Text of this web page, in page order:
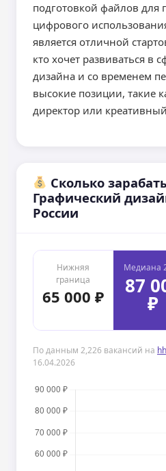
подготовкой файлов для
цифрового
является отличной
кто хочет развиваться в
дизайна и со временем
высокие позиции, такие
директор или
Сколько
Графический
России
Нижняя
граница
65 000 ₽
Медиана
87
₽
По данным 2,226 вакансий на
16.04.2026